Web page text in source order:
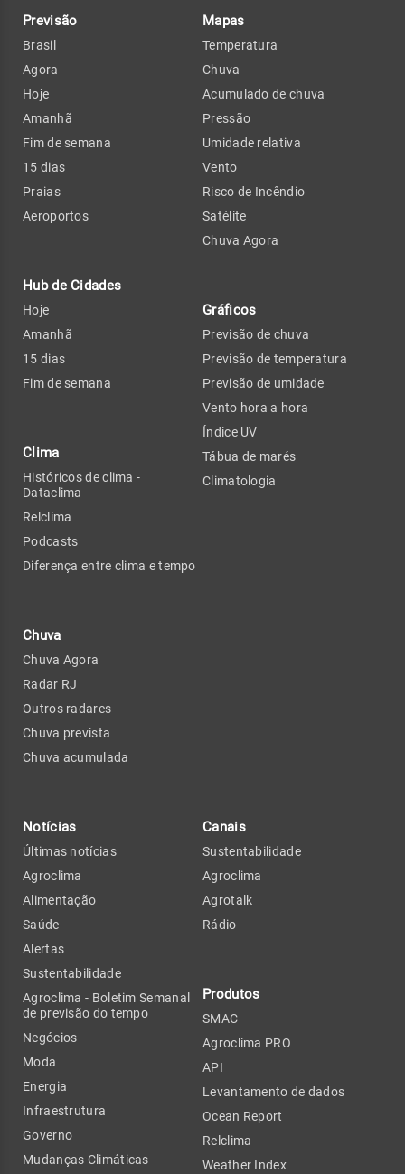
Previsão
Brasil
Agora
Hoje
Amanhã
Fim de semana
15 dias
Praias
Aeroportos
Hub de Cidades
Hoje
Amanhã
15 dias
Fim de semana
Clima
Históricos de clima -
Dataclima
Relclima
Podcasts
Diferença entre clima e tempo
Chuva
Chuva Agora
Radar RJ
Outros radares
Chuva prevista
Chuva acumulada
Mapas
Temperatura
Chuva
Acumulado de chuva
Pressão
Umidade relativa
Vento
Risco de Incêndio
Satélite
Chuva Agora
Gráficos
Previsão de chuva
Previsão de temperatura
Previsão de umidade
Vento hora a hora
Índice UV
Tábua de marés
Climatologia
Notícias
Últimas notícias
Agroclima
Alimentação
Saúde
Alertas
Sustentabilidade
Agroclima - Boletim Semanal
de previsão do tempo
Negócios
Moda
Energia
Infraestrutura
Governo
Mudanças Climáticas
Canais
Sustentabilidade
Agroclima
Agrotalk
Rádio
Produtos
SMAC
Agroclima PRO
API
Levantamento de dados
Ocean Report
Relclima
Weather Index